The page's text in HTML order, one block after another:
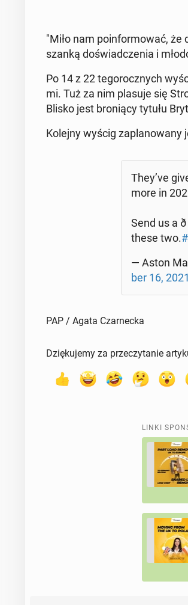
"Miło nam po­in­for­mo­wać,
szan­ką do­świad­cze­nia i
Po 14 z 22 te­go­rocz­nych
mi. Tuż za nim plasuje się
Blisko jest bro­nią­cy tytułu
Kolejny wyścig za­pla­no­wa­ny
They’ve
more in
Send us a
these two.
— Aston
ber 16, 2021
PAP / Agata Czarnecka
Dziękujemy za przeczytanie
LINKI